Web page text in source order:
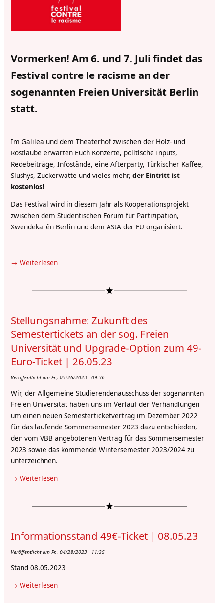
Vormerken! Am 6. und 7. Juli findet das
Festival contre le racisme an der
sogenannten Freien Universität Berlin
statt.
Im Galilea und dem Theaterhof zwischen der Holz- und
Rostlaube erwarten Euch Konzerte, politische Inputs,
Redebeiträge, Infostände, eine Afterparty, Türkischer Kaffee,
Slushys, Zuckerwatte und vieles mehr, der Eintritt ist
kostenlos!
Das Festival wird in diesem Jahr als Kooperationsprojekt
zwischen dem Studentischen Forum für Partizipation,
Xwendekarên Berlin und dem AStA der FU organisiert.
Weiterlesenüber
FESTIVAL
CONTRE
RACISME
an
der
Freien
Universität
Berlin
Stellungsnahme: Zukunft des
Semestertickets an der sog. Freien
Universität und Upgrade-Option zum 49-
Euro-Ticket | 26.05.23
Veröffentlicht am Fr., 05/26/2023 - 09:36
Wir, der Allgemeine Studierendenausschuss der sogenannten
Freien Universität haben uns im Verlauf der Verhandlungen
um einen neuen Semesterticketvertrag im Dezember 2022
für das laufende Sommersemester 2023 dazu entschieden,
den vom VBB angebotenen Vertrag für das Sommersemester
2023 sowie das kommende Wintersemester 2023/2024 zu
unterzeichnen.
Weiterlesenüber
an
Freien
Informationsstand 49€-Ticket | 08.05.23
Veröffentlicht am Fr., 04/28/2023 - 11:35
Stand 08.05.2023
Weiterlesenüber